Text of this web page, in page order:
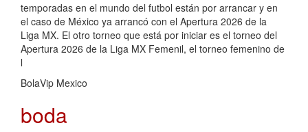
temporadas en el mundo del futbol están por arrancar y en
el caso de México ya arrancó con el Apertura 2026 de la
Liga MX. El otro torneo que está por iniciar es el torneo del
Apertura 2026 de la Liga MX Femenil, el torneo femenino de
l
BolaVip Mexico
boda